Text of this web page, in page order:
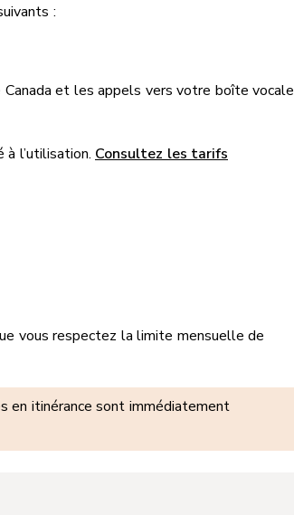
:
et les appels vers votre boîte vocale
l’utilisation. Consultez les tarifs
vous respectez la limite mensuelle de
en itinérance sont immédiatement